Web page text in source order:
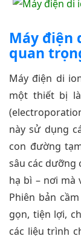
Máy điện
quan
Máy điện di
một thiết bị
này sử dụng
con đường
sâu các dưỡng
hạ bì – nơi mà
Phiên bản
gọn, tiện lợi,
các liệu trình